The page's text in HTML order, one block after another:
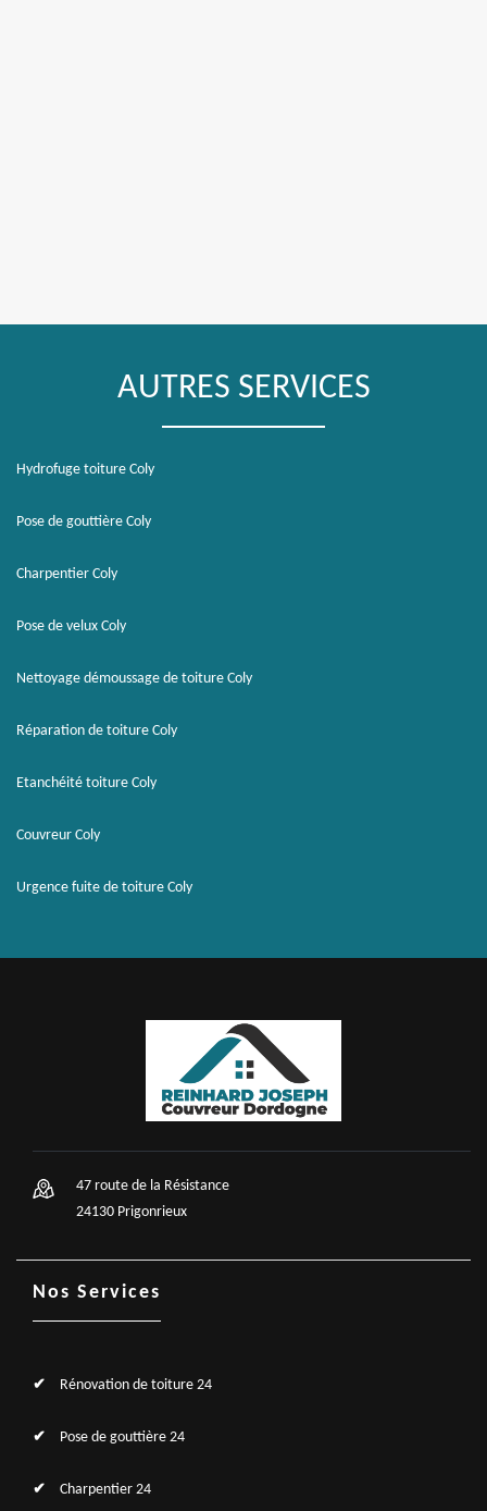
AUTRES SERVICES
Hydrofuge toiture Coly
Pose de gouttière Coly
Charpentier Coly
Pose de velux Coly
Nettoyage démoussage de toiture Coly
Réparation de toiture Coly
Etanchéité toiture Coly
Couvreur Coly
Urgence fuite de toiture Coly
47 route de la Résistance
24130 Prigonrieux
Nos Services
Rénovation de toiture 24
Pose de gouttière 24
Charpentier 24